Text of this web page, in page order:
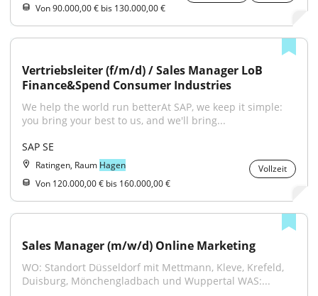
Von 90.000,00 € bis 130.000,00 €
Vertriebsleiter (f/m/d) / Sales Manager LoB
Finance&Spend Consumer Industries
We help the world run betterAt SAP, we keep it simple:
you bring your best to us, and we'll bring...
SAP SE
Ratingen, Raum Hagen
Vollzeit
Von 120.000,00 € bis 160.000,00 €
Sales Manager (m/w/d) Online Marketing
WO: Standort Düsseldorf mit Mettmann, Kleve, Krefeld,
Duisburg, Mönchengladbach und Wuppertal WAS:...